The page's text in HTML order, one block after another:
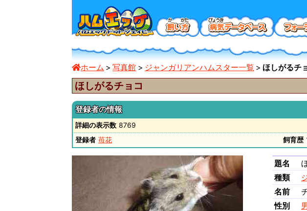
ホーム 写真館 ジャンガリアンハムスター一覧 ほしがるチ
ほしがるチョコ
登録者の情報
詳細の表示数 8769
登録者 苺花 飼育歴
題名
種類
名前
性別